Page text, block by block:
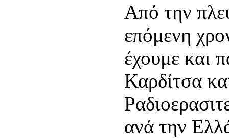
Από την
επόμενη
έχουμε και
Καρδίτσα
ανά την